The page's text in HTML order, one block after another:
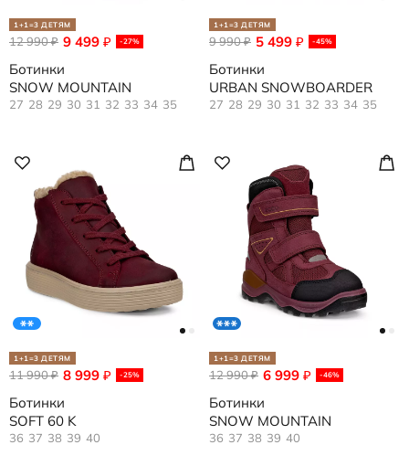
1+1=3 ДЕТЯМ
9 499 ₽ -27%
12 990₽
Ботинки
SNOW MOUNTAIN
27 28 29 30 31 32 33 34 35
1+1=3 ДЕТЯМ
5 499 ₽ -45%
9 990₽
Ботинки
URBAN SNOWBOARDER
27 28 29 30 31 32 33 34 35
1+1=3 ДЕТЯМ
8 999 ₽ -25%
11 990₽
Ботинки
SOFT 60 K
36 37 38 39 40
1+1=3 ДЕТЯМ
6 999 ₽ -46%
12 990₽
Ботинки
SNOW MOUNTAIN
36 37 38 39 40